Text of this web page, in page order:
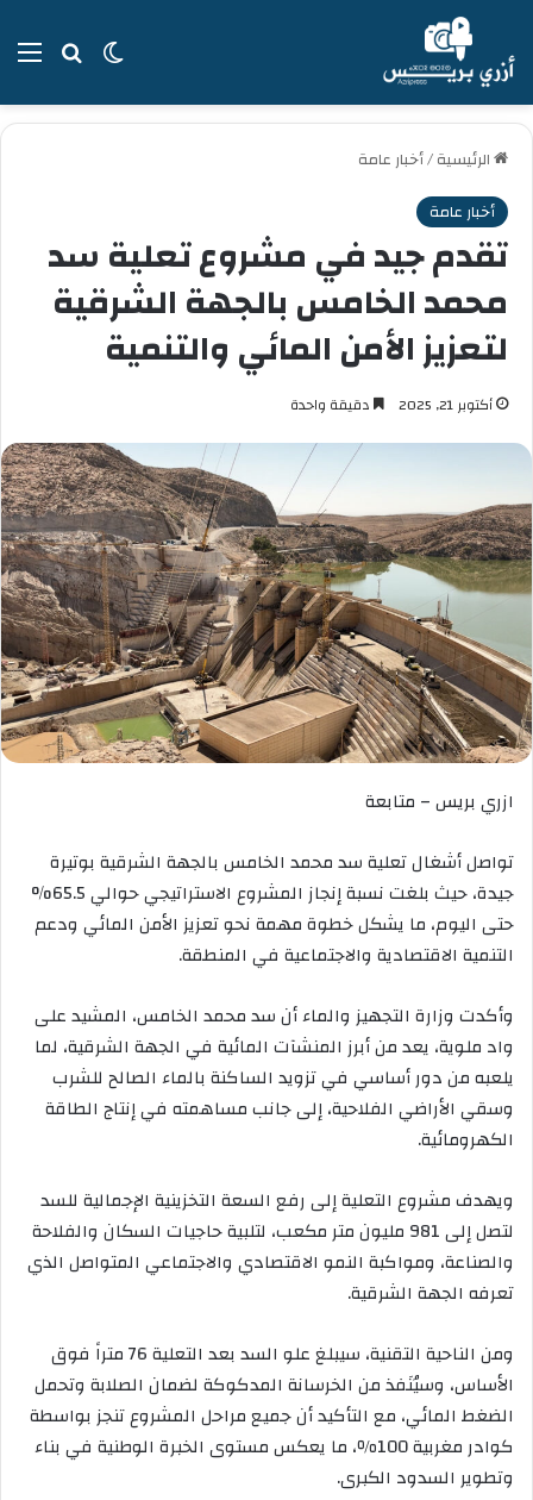
بحثالوضع
الرئيسية/أخبار عامة
أخبار عامة
تقدم جيد في مشروع تعلية سد
محمد الخامس بالجهة الشرقية
لتعزيز الأمن المائي والتنمية
أكتوبر 21, 2025 دقيقة واحدة
ازري بريس – متابعة
تواصل أشغال تعلية سد محمد الخامس بالجهة الشرقية بوتيرة
جيدة، حيث بلغت نسبة إنجاز المشروع الاستراتيجي حوالي 65.5%
حتى اليوم، ما يشكل خطوة مهمة نحو تعزيز الأمن المائي ودعم
التنمية الاقتصادية والاجتماعية في المنطقة.
وأكدت وزارة التجهيز والماء أن سد محمد الخامس، المشيد على
واد ملوية، يعد من أبرز المنشآت المائية في الجهة الشرقية، لما
يلعبه من دور أساسي في تزويد الساكنة بالماء الصالح للشرب
وسقي الأراضي الفلاحية، إلى جانب مساهمته في إنتاج الطاقة
الكهرومائية.
ويهدف مشروع التعلية إلى رفع السعة التخزينية الإجمالية للسد
لتصل إلى 981 مليون متر مكعب، لتلبية حاجيات السكان والفلاحة
والصناعة، ومواكبة النمو الاقتصادي والاجتماعي المتواصل الذي
تعرفه الجهة الشرقية.
ومن الناحية التقنية، سيبلغ علو السد بعد التعلية 76 متراً فوق
الأساس، وسيُنَفذ من الخرسانة المدكوكة لضمان الصلابة وتحمل
الضغط المائي، مع التأكيد أن جميع مراحل المشروع تنجز بواسطة
كوادر مغربية 100٪، ما يعكس مستوى الخبرة الوطنية في بناء
وتطوير السدود الكبرى.